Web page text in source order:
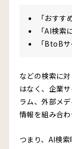
「おすす
「AI検索
「BtoB
などの検索に
はなく、企業
ラム、外部メ
情報を組み合わ
つまり、AI検